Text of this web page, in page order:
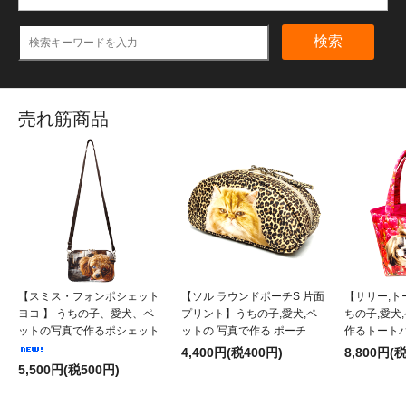
検索
売れ筋商品
【スミス・フォンポシェット
ヨコ 】 うちの子、愛犬、ペ
ットの写真で作るポシェット
5,500円(税500円)
【ソル ラウンドポーチS 片面
プリント】うちの子,愛犬,ペ
ットの 写真で作る ポーチ
4,400円(税400円)
【サリー,
ちの子,愛犬
作るトート
8,800円(